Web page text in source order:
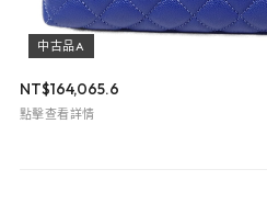
中古品A
NT$164,065.6
點擊查看詳情